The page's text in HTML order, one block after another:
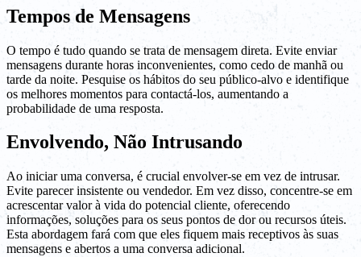
Tempos de Mensagens
O tempo é tudo quando se trata de mensagem direta. Evite enviar
mensagens durante horas inconvenientes, como cedo de manhã ou
tarde da noite. Pesquise os hábitos do seu público-alvo e identifique
os melhores momentos para contactá-los, aumentando a
probabilidade de uma resposta.
Envolvendo, Não Intrusando
Ao iniciar uma conversa, é crucial envolver-se em vez de intrusar.
Evite parecer insistente ou vendedor. Em vez disso, concentre-se em
acrescentar valor à vida do potencial cliente, oferecendo
informações, soluções para os seus pontos de dor ou recursos úteis.
Esta abordagem fará com que eles fiquem mais receptivos às suas
mensagens e abertos a uma conversa adicional.